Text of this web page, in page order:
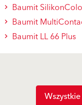
Baumit
Baumit
Baumit LL 66 Plus